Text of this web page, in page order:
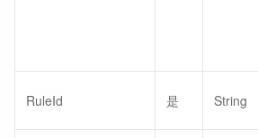
RuleId 是 String